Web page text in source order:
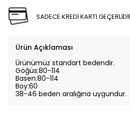
SADECE KREDİ KARTI
Ürün Açıklaması
Ürünümüz standart bedendir.
Göğüs:80-114
Basen:80-114
Boy:60
38-46 beden aralığına uygundur.